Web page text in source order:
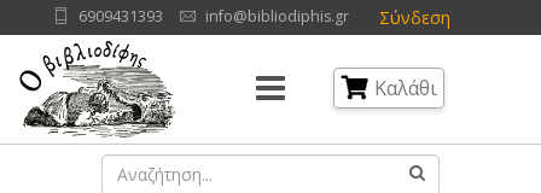
Σύνδεση
6909431393 info@bibliodiphis.gr
Καλάθι